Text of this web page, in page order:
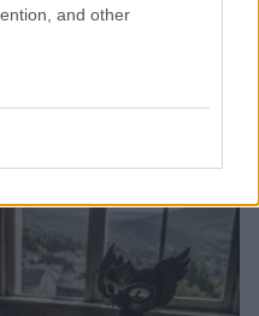
and other